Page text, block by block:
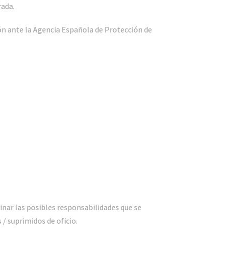
ante la Agencia Española de Protección de
las posibles responsabilidades que se
/ suprimidos de oficio.